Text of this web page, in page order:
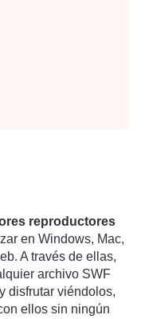
reproductores
en Windows, Mac,
A través de ellas,
archivo SWF
disfrutar viéndolos,
ellos sin ningún